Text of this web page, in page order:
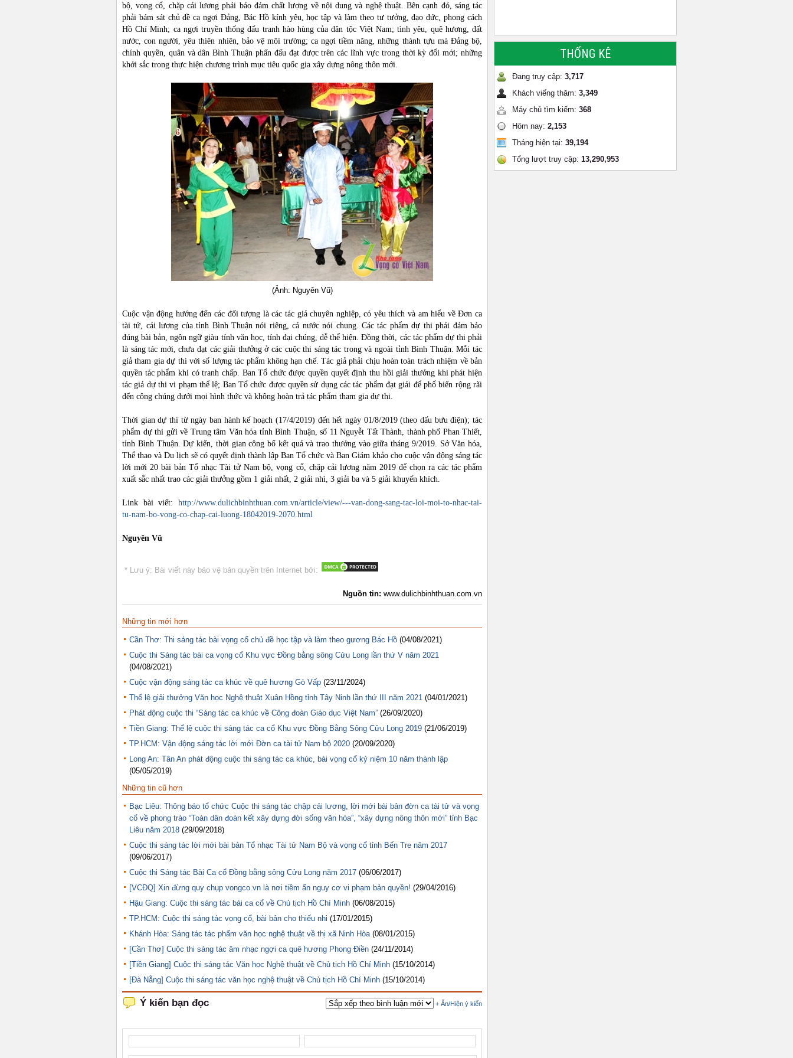
bộ, vọng cổ, chặp cải lương phải bảo đảm chất lượng về nội dung và nghệ thuật. Bên cạnh đó, sáng tác
phải bám sát chủ đề ca ngợi Đảng, Bác Hồ kính yêu, học tập và làm theo tư tưởng, đạo đức, phong cách
Hồ Chí Minh; ca ngợi truyền thống đấu tranh hào hùng của dân tộc Việt Nam; tình yêu, quê hương, đất
nước, con người, yêu thiên nhiên, bảo vệ môi trường; ca ngợi tiềm năng, những thành tựu mà Đảng bộ,
chính quyền, quân và dân Bình Thuận phấn đấu đạt được trên các lĩnh vực trong thời kỳ đổi mới; những
khởi sắc trong thực hiện chương trình mục tiêu quốc gia xây dựng nông thôn mới.
(Ảnh: Nguyên Vũ)
Cuộc vận động hướng đến các đối tượng là các tác giả chuyên nghiệp, có yêu thích và am hiểu về Đơn ca
tài tử, cải lương của tỉnh Bình Thuận nói riêng, cả nước nói chung. Các tác phẩm dự thi phải đảm bảo
đúng bài bản, ngôn ngữ giàu tính văn học, tính đại chúng, dễ thể hiện. Đồng thời, các tác phẩm dự thi phải
là sáng tác mới, chưa đạt các giải thưởng ở các cuộc thi sáng tác trong và ngoài tỉnh Bình Thuận. Mỗi tác
giả tham gia dự thi với số lượng tác phẩm không hạn chế. Tác giả phải chịu hoàn toàn trách nhiệm về bản
quyền tác phẩm khi có tranh chấp. Ban Tổ chức được quyền quyết định thu hồi giải thưởng khi phát hiện
tác giả dự thi vi phạm thể lệ; Ban Tổ chức được quyền sử dụng các tác phẩm đạt giải để phổ biến rộng rãi
đến công chúng dưới mọi hình thức và không hoàn trả tác phẩm tham gia dự thi.
Thời gian dự thi từ ngày ban hành kế hoạch (17/4/2019) đến hết ngày 01/8/2019 (theo dấu bưu điện); tác
phẩm dự thi gửi về Trung tâm Văn hóa tỉnh Bình Thuận, số 11 Nguyễt Tất Thành, thành phố Phan Thiết,
tỉnh Bình Thuận. Dự kiến, thời gian công bố kết quả và trao thưởng vào giữa tháng 9/2019. Sở Văn hóa,
Thể thao và Du lịch sẽ có quyết định thành lập Ban Tổ chức và Ban Giám khảo cho cuộc vận động sáng tác
lời mới 20 bài bản Tổ nhạc Tài tử Nam bộ, vọng cổ, chặp cải lương năm 2019 để chọn ra các tác phẩm
xuất sắc nhất trao các giải thưởng gồm 1 giải nhất, 2 giải nhì, 3 giải ba và 5 giải khuyến khích.
Link bài viết: http://www.dulichbinhthuan.com.vn/article/view/---van-dong-sang-tac-loi-moi-to-nhac-tai-
tu-nam-bo-vong-co-chap-cai-luong-18042019-2070.html
Nguyên Vũ
* Lưu ý: Bài viết này bảo vệ bản quyền trên Internet bởi:
Nguồn tin: www.dulichbinhthuan.com.vn
Những tin mới hơn
Cần Thơ: Thi sáng tác bài vọng cổ chủ đề học tập và làm theo gương Bác Hồ (04/08/2021)
Cuộc thi Sáng tác bài ca vọng cổ Khu vực Đồng bằng sông Cửu Long lần thứ V năm 2021
(04/08/2021)
Cuộc vận động sáng tác ca khúc về quê hương Gò Vấp (23/11/2024)
Thể lệ giải thưởng Văn học Nghệ thuật Xuân Hồng tỉnh Tây Ninh lần thứ III năm 2021 (04/01/2021)
Phát động cuộc thi “Sáng tác ca khúc về Công đoàn Giáo dục Việt Nam” (26/09/2020)
Tiền Giang: Thể lệ cuộc thi sáng tác ca cổ Khu vực Đồng Bằng Sông Cửu Long 2019 (21/06/2019)
TP.HCM: Vận động sáng tác lời mới Đờn ca tài tử Nam bộ 2020 (20/09/2020)
Long An: Tân An phát động cuộc thi sáng tác ca khúc, bài vọng cổ kỷ niệm 10 năm thành lập
(05/05/2019)
Những tin cũ hơn
Bạc Liêu: Thông báo tổ chức Cuộc thi sáng tác chập cải lương, lời mới bài bản đờn ca tài tử và vọng
cổ về phong trào “Toàn dân đoàn kết xây dựng đời sống văn hóa”, “xây dựng nông thôn mới” tỉnh Bạc
Liêu năm 2018 (29/09/2018)
Cuộc thi sáng tác lời mới bài bản Tổ nhạc Tài tử Nam Bộ và vọng cổ tỉnh Bến Tre năm 2017
(09/06/2017)
Cuộc thi Sáng tác Bài Ca cổ Đồng bằng sông Cửu Long năm 2017 (06/06/2017)
[VCĐQ] Xin đừng quy chụp vongco.vn là nơi tiềm ẩn nguy cơ vi phạm bản quyền! (29/04/2016)
Hậu Giang: Cuộc thi sáng tác bài ca cổ về Chủ tịch Hồ Chí Minh (06/08/2015)
TP.HCM: Cuộc thi sáng tác vọng cổ, bài bản cho thiếu nhi (17/01/2015)
Khánh Hòa: Sáng tác tác phẩm văn học nghệ thuật về thị xã Ninh Hòa (08/01/2015)
[Cần Thơ] Cuộc thi sáng tác âm nhạc ngợi ca quê hương Phong Điền (24/11/2014)
[Tiền Giang] Cuộc thi sáng tác Văn học Nghệ thuật về Chủ tịch Hồ Chí Minh (15/10/2014)
[Đà Nẵng] Cuộc thi sáng tác văn học nghệ thuật về Chủ tịch Hồ Chí Minh (15/10/2014)
THỐNG KÊ
Đang truy cập: 3,717
Khách viếng thăm: 3,349
Máy chủ tìm kiếm: 368
Hôm nay: 2,153
Tháng hiện tại: 39,194
Tổng lượt truy cập: 13,290,953